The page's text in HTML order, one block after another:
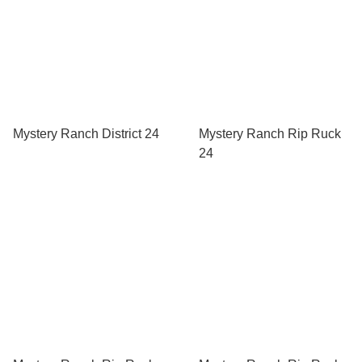
Mystery Ranch District 24
Mystery Ranch Rip Ruck
24